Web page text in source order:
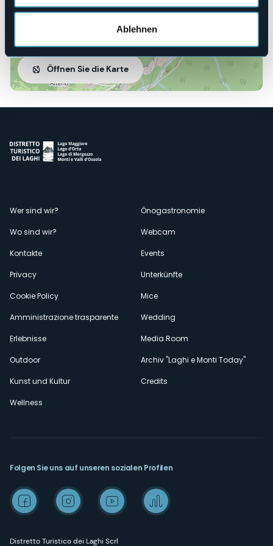
Ablehnen
Öffnen Sie die Karte
Menù
secondario
Wer sind wir?
Wo sind wir?
Kontakte
Privacy
Cookie Policy
Amministrazione trasparente
Erlebnisse
Outdoor
Kunst und Kultur
Wellness
Önogastronomie
Webcam
Events
Unterkünfte
Mice
Wedding
Media Room
Archiv "Laghi e Monti Today"
Credits
Distretto Turistico dei Laghi Scrl
Folgen Sie uns auf unseren sozialen Profilen